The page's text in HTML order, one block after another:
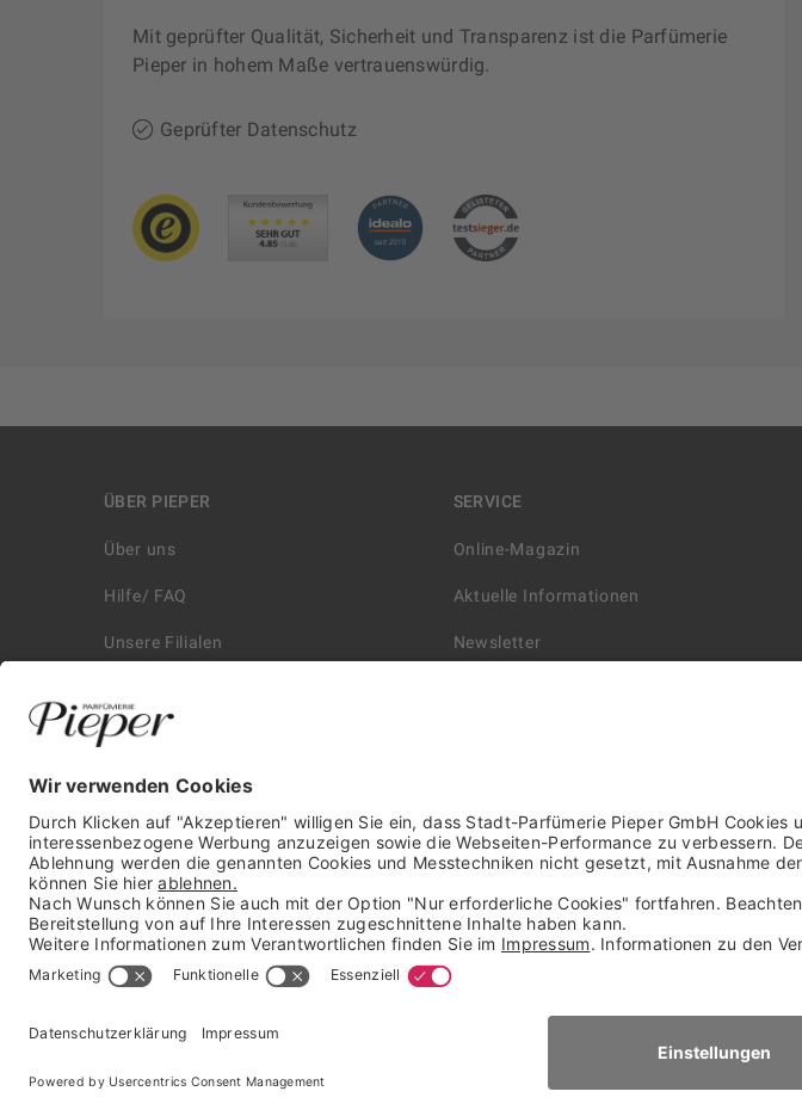
Mit geprüfter Qualität, Sicherheit und Transparenz ist die Parfümerie
Pieper in hohem Maße vertrauenswürdig.
Geprüfter Datenschutz
ÜBER PIEPER
Über uns
Hilfe/ FAQ
Unsere Filialen
Historie
Affiliate
Karriere
Presse
SERVICE
Online-Magazin
Aktuelle Informationen
Newsletter
Autorisierter Händler/ YBPN